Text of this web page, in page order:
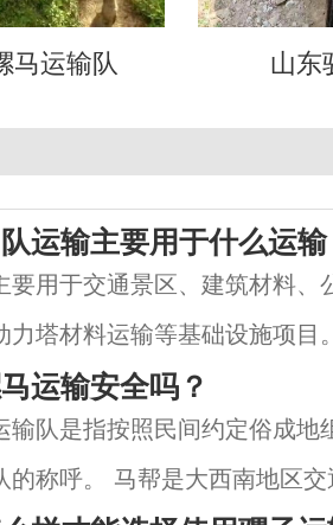
马运输队 山东
运输主要用于什么运输
要用于交通景区、建筑材料、
力塔材料运输等基础设施项目
、瓷绝缘子等。；开挖工程砂
料。马队运输箱我有时间去马
运输安全吗？
队是指按照民间约定俗成地
的称呼。 马帮是大西南地区